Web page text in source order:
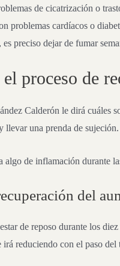
de cicatrización o
problemas cardíacos o
es preciso dejar de fumar
el proceso de
Calderón le dirá cuáles
llevar una prenda de
algo de inflamación durante
del
de reposo durante los
reduciendo con el paso del